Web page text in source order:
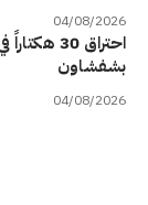
04/08/2026
احتراق
بشفشاون
04/08/2026